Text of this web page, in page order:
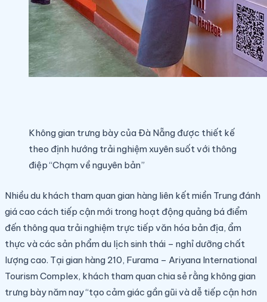
Không gian trưng bày của Đà Nẵng được thiết kế
theo định hướng trải nghiệm xuyên suốt với thông
điệp “Chạm về nguyên bản”
Nhiều du khách tham quan gian hàng liên kết miền Trung đánh
giá cao cách tiếp cận mới trong hoạt động quảng bá điểm
đến thông qua trải nghiệm trực tiếp văn hóa bản địa, ẩm
thực và các sản phẩm du lịch sinh thái – nghỉ dưỡng chất
lượng cao. Tại gian hàng 210, Furama – Ariyana International
Tourism Complex, khách tham quan chia sẻ rằng không gian
trưng bày năm nay “tạo cảm giác gần gũi và dễ tiếp cận hơn